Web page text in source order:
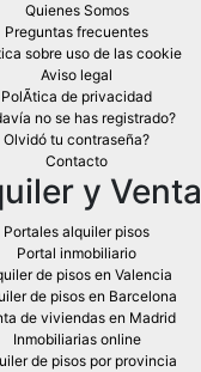
Quienes Somos
Preguntas frecuentes
sobre uso de las cookie
Aviso legal
PolÃ­tica de privacidad
no se has registrado?
Olvidó tu contraseña?
Contacto
y Venta
Portales alquiler pisos
Portal inmobiliario
de pisos en Valencia
de pisos en Barcelona
de viviendas en Madrid
Inmobiliarias online
de pisos por provincia